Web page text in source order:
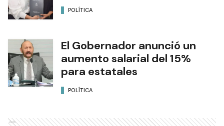
POLÍTICA
El Gobernador anunció un
aumento salarial del 15%
para estatales
POLÍTICA
Ads